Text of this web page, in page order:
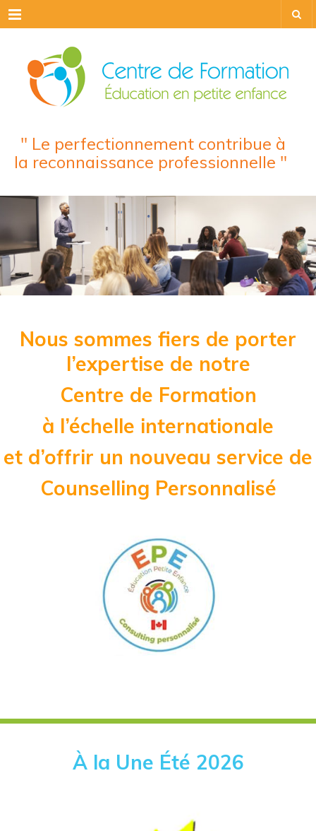
Menu
" Le perfectionnement contribue à
la reconnaissance professionnelle "
Nous sommes fiers de porter
l’expertise de notre
Centre de Formation
à l’échelle internationale
et d’offrir un nouveau service de
Counselling Personnalisé
À la Une Été 2026